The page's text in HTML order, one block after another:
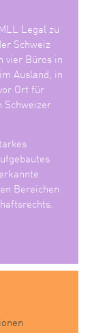
Legal zu
Schweiz
vier Büros in
Ausland, in
Ort für
Schweizer
Bereichen